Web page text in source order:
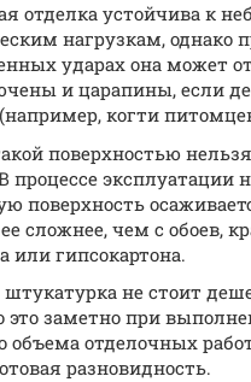
отделка устойчива к
нагрузкам, однако
ударах она может
и царапины, если
когти
поверхностью
процессе эксплуатации
поверхность
сложнее, чем с обоев,
или гипсокартона.
не стоит
это заметно при
объема отделочных
разновидность.